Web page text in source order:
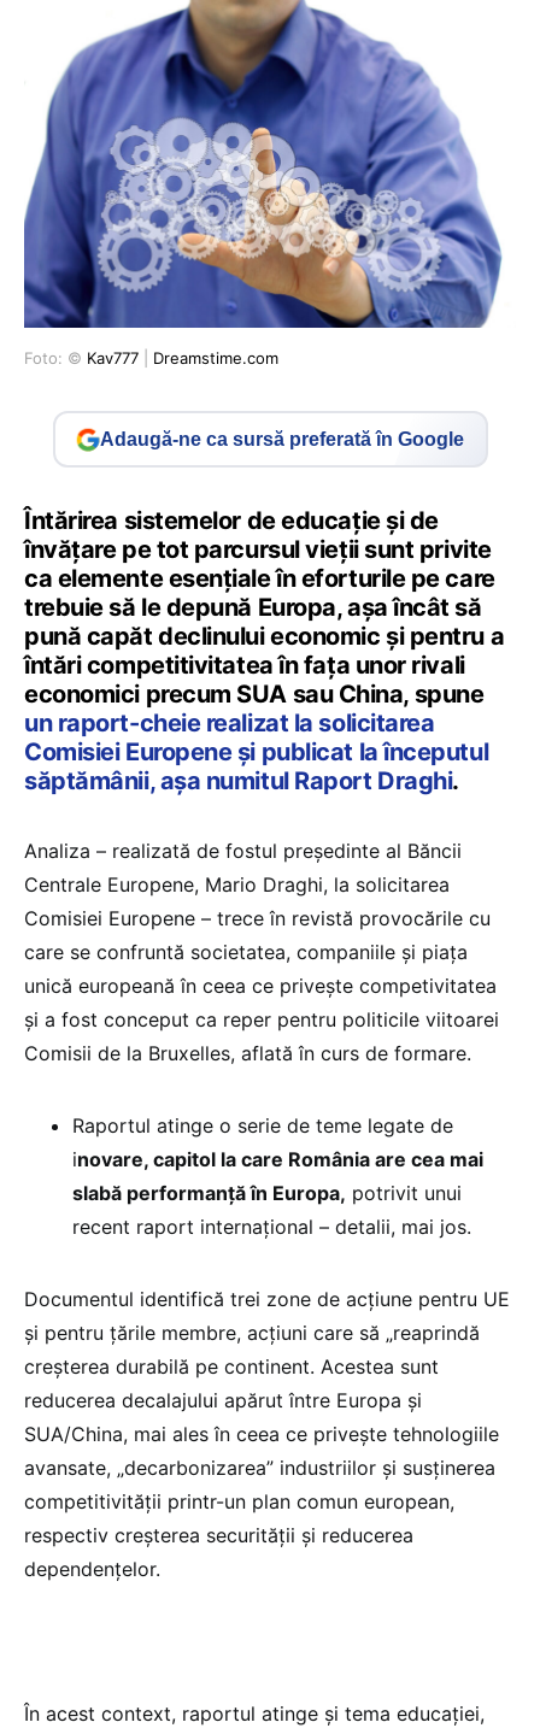
Foto: © Kav777 Dreamstime.com
Adaugă-ne ca sursă preferată în Google
Întărirea sistemelor de educație și de
învățare pe tot parcursul vieții sunt privite
ca elemente esențiale în eforturile pe care
trebuie să le depună Europa, așa încât să
pună capăt declinului economic și pentru a
întări competitivitatea în fața unor rivali
economici precum SUA sau China, spune
un raport-cheie realizat la solicitarea
Comisiei Europene și publicat la începutul
săptămânii, așa numitul Raport Draghi.
Analiza – realizată de fostul președinte al Băncii
Centrale Europene, Mario Draghi, la solicitarea
Comisiei Europene – trece în revistă provocările cu
care se confruntă societatea, companiile și piața
unică europeană în ceea ce privește competivitatea
și a fost conceput ca reper pentru politicile viitoarei
Comisii de la Bruxelles, aflată în curs de formare.
Raportul atinge o serie de teme legate de
inovare, capitol la care România are cea mai
slabă performanță în Europa, potrivit unui
recent raport internațional – detalii, mai jos.
Documentul identifică trei zone de acțiune pentru UE
și pentru țările membre, acțiuni care să „reaprindă
creșterea durabilă pe continent. Acestea sunt
reducerea decalajului apărut între Europa și
SUA/China, mai ales în ceea ce privește tehnologiile
avansate, „decarbonizarea” industriilor și susținerea
competitivității printr-un plan comun european,
respectiv creșterea securității și reducerea
dependențelor.
În acest context, raportul atinge și tema educației,